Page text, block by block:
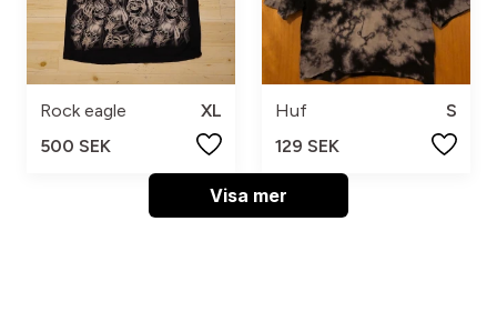
Rock eagle
XL
500 SEK
Huf
S
129 SEK
Visa mer